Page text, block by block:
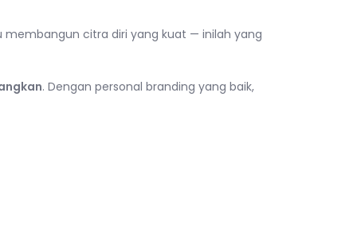
citra diri yang kuat — inilah yang
. Dengan personal branding yang baik,